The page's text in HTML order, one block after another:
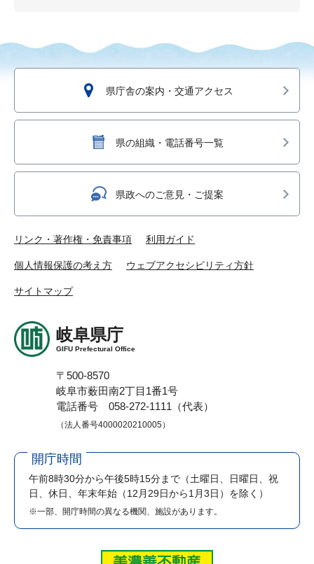
県庁舎の案内・交通アクセス
県の組織・電話番号一覧
県政へのご意見・ご提案
リンク・著作権・免責事項 利用ガイド
個人情報保護の考え方 ウェブアクセシビリティ方針
サイトマップ
岐阜県庁
GIFU Prefectural Office
〒500-8570
岐阜市薮田南2丁目1番1号
電話番号 058-272-1111（代表）
（法人番号4000020210005）
開庁時間
午前8時30分から午後5時15分まで （土曜日、日曜日、祝
日、休日、年末年始（12月29日から1月3日）を除く）
※一部、開庁時間の異なる機関、施設があります。